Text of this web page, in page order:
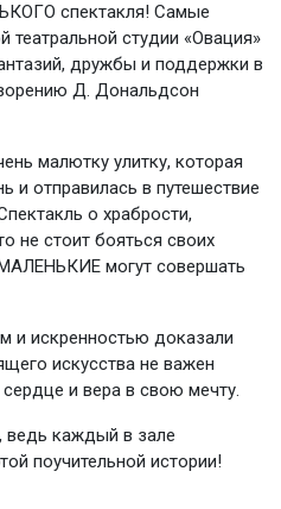
спектакля! Самые
театральной студии «Овация»
дружбы и поддержки в
Д. Дональдсон
малютку улитку, которая
и отправилась в путешествие
о храбрости,
не стоит бояться своих
могут совершать
и искренностью доказали
искусства не важен
и вера в свою мечту.
ведь каждый в зале
поучительной истории!